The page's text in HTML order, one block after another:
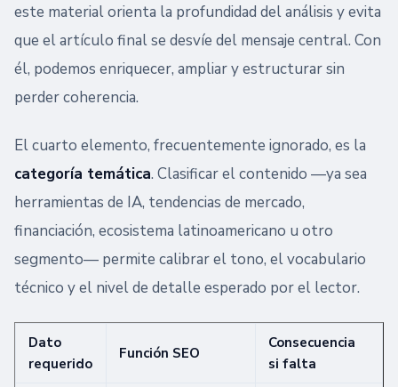
este material orienta la profundidad del análisis y evita
que el artículo final se desvíe del mensaje central. Con
él, podemos enriquecer, ampliar y estructurar sin
perder coherencia.
El cuarto elemento, frecuentemente ignorado, es la
categoría temática. Clasificar el contenido —ya sea
herramientas de IA, tendencias de mercado,
financiación, ecosistema latinoamericano u otro
segmento— permite calibrar el tono, el vocabulario
técnico y el nivel de detalle esperado por el lector.
Dato
requerido
Función SEO
Consecuencia
si falta